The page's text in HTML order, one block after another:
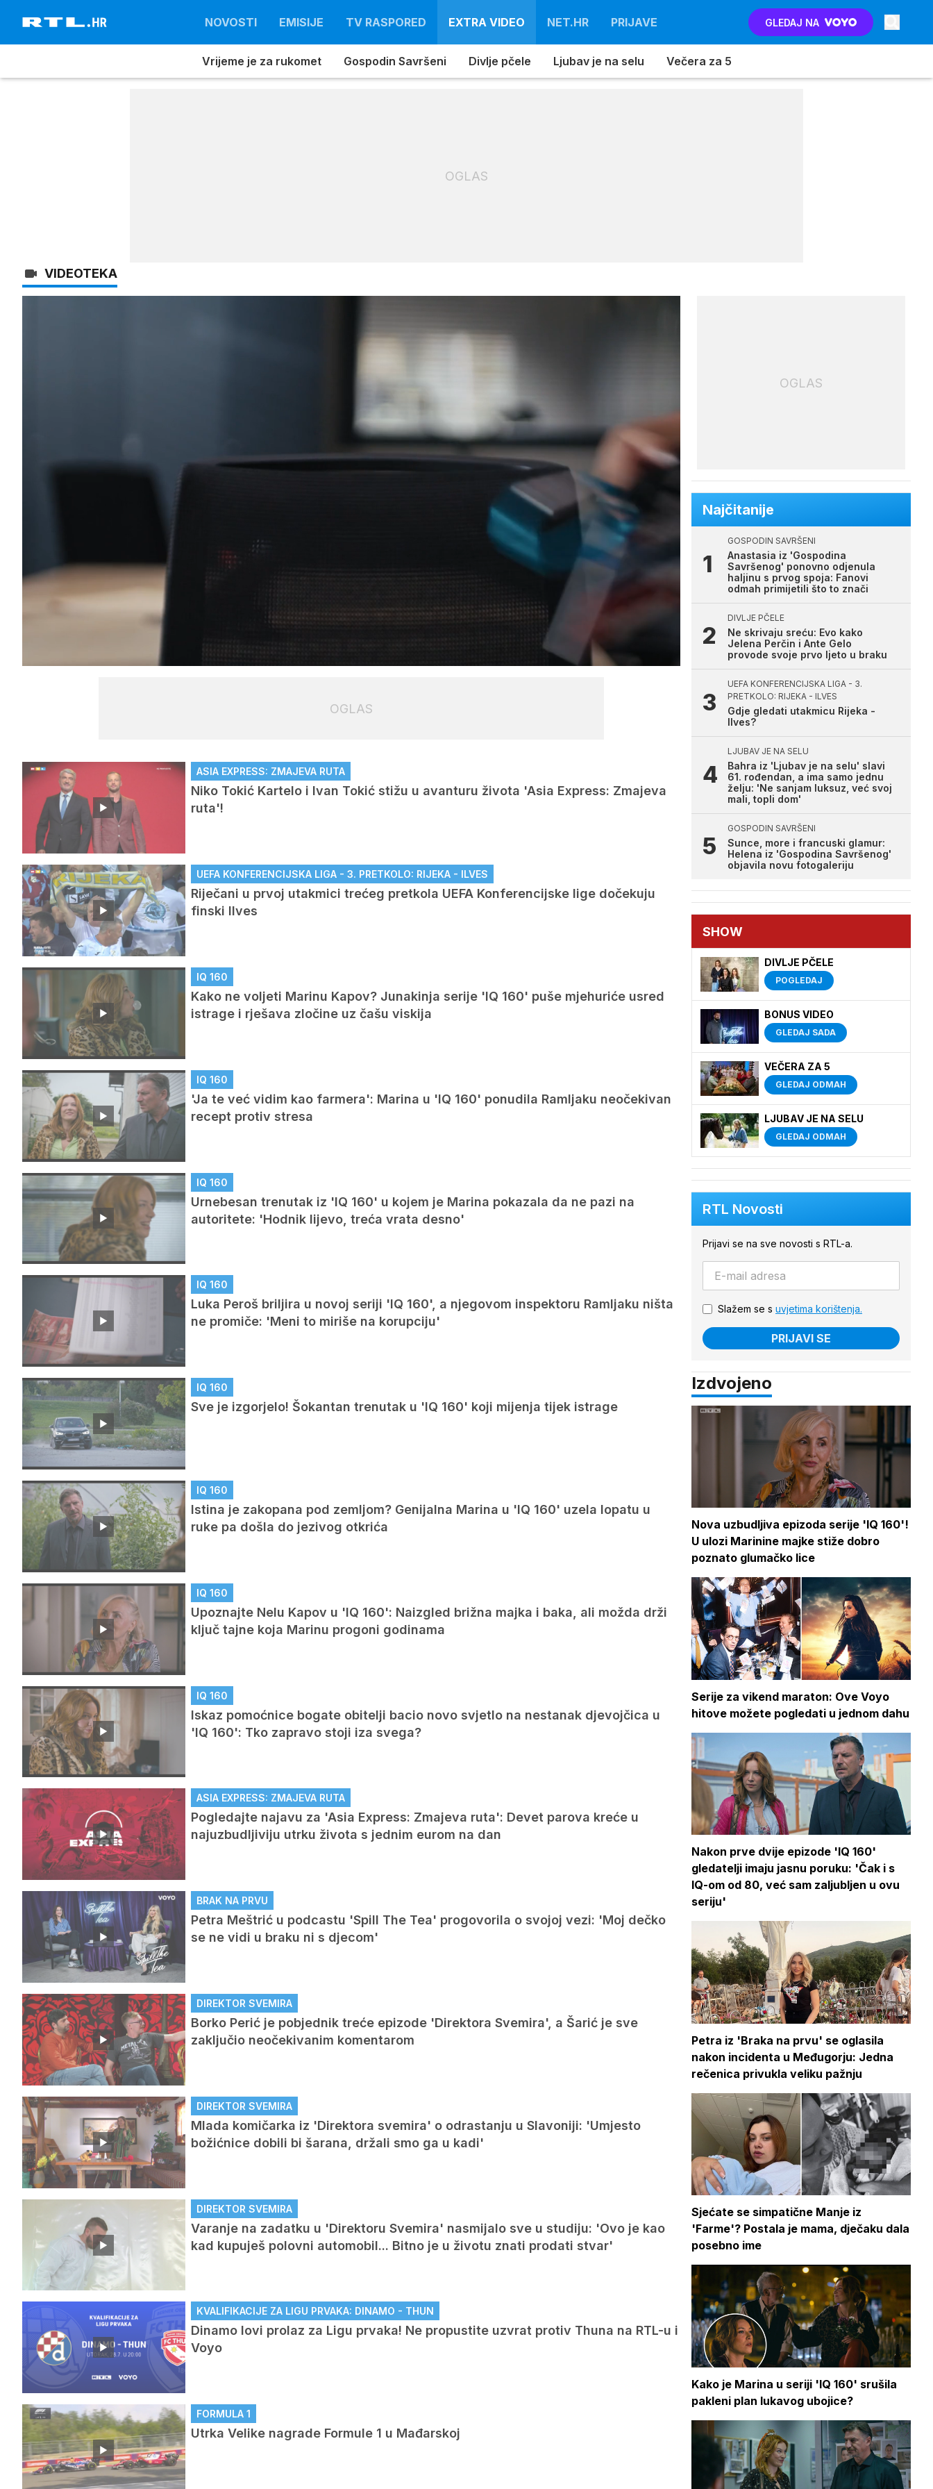
NOVOSTI EMISIJE TV RASPORED EXTRA VIDEO NET.HR PRIJAVE GLEDAJ NA
Vrijeme je za rukomet Gospodin Savršeni Divlje pčele Ljubav je na selu Večera za 5
OGLAS
VIDEOTEKA
zvuk
OGLAS
ASIA EXPRESS: ZMAJEVA RUTA
Niko Tokić Kartelo i Ivan Tokić stižu u avanturu života 'Asia Express: Zmajeva
ruta'!
UEFA KONFERENCIJSKA LIGA - 3. PRETKOLO: RIJEKA - ILVES
Riječani u prvoj utakmici trećeg pretkola UEFA Konferencijske lige dočekuju
finski Ilves
IQ 160
Kako ne voljeti Marinu Kapov? Junakinja serije 'IQ 160' puše mjehuriće usred
istrage i rješava zločine uz čašu viskija
IQ 160
'Ja te već vidim kao farmera': Marina u 'IQ 160' ponudila Ramljaku neočekivan
recept protiv stresa
IQ 160
Urnebesan trenutak iz 'IQ 160' u kojem je Marina pokazala da ne pazi na
autoritete: 'Hodnik lijevo, treća vrata desno'
IQ 160
Luka Peroš briljira u novoj seriji 'IQ 160', a njegovom inspektoru Ramljaku ništa
ne promiče: 'Meni to miriše na korupciju'
IQ 160
Sve je izgorjelo! Šokantan trenutak u 'IQ 160' koji mijenja tijek istrage
IQ 160
Istina je zakopana pod zemljom? Genijalna Marina u 'IQ 160' uzela lopatu u
ruke pa došla do jezivog otkrića
IQ 160
Upoznajte Nelu Kapov u 'IQ 160': Naizgled brižna majka i baka, ali možda drži
ključ tajne koja Marinu progoni godinama
IQ 160
Iskaz pomoćnice bogate obitelji bacio novo svjetlo na nestanak djevojčica u
'IQ 160': Tko zapravo stoji iza svega?
ASIA EXPRESS: ZMAJEVA RUTA
Pogledajte najavu za 'Asia Express: Zmajeva ruta': Devet parova kreće u
najuzbudljiviju utrku života s jednim eurom na dan
BRAK NA PRVU
Petra Meštrić u podcastu 'Spill The Tea' progovorila o svojoj vezi: 'Moj dečko
se ne vidi u braku ni s djecom'
DIREKTOR SVEMIRA
Borko Perić je pobjednik treće epizode 'Direktora Svemira', a Šarić je sve
zaključio neočekivanim komentarom
DIREKTOR SVEMIRA
Mlada komičarka iz 'Direktora svemira' o odrastanju u Slavoniji: 'Umjesto
božićnice dobili bi šarana, držali smo ga u kadi'
DIREKTOR SVEMIRA
Varanje na zadatku u 'Direktoru Svemira' nasmijalo sve u studiju: 'Ovo je kao
kad kupuješ polovni automobil... Bitno je u životu znati prodati stvar'
KVALIFIKACIJE ZA LIGU PRVAKA: DINAMO - THUN
Dinamo lovi prolaz za Ligu prvaka! Ne propustite uzvrat protiv Thuna na RTL-u i
Voyo
FORMULA 1
Utrka Velike nagrade Formule 1 u Mađarskoj
OGLAS
Najčitanije
GOSPODIN SAVRŠENI
Anastasia iz 'Gospodina
Savršenog' ponovno odjenula
haljinu s prvog spoja: Fanovi
odmah primijetili što to znači
DIVLJE PČELE
Ne skrivaju sreću: Evo kako
Jelena Perčin i Ante Gelo
provode svoje prvo ljeto u braku
UEFA KONFERENCIJSKA LIGA - 3.
PRETKOLO: RIJEKA - ILVES
Gdje gledati utakmicu Rijeka -
Ilves?
LJUBAV JE NA SELU
Bahra iz 'Ljubav je na selu' slavi
61. rođendan, a ima samo jednu
želju: 'Ne sanjam luksuz, već svoj
mali, topli dom'
GOSPODIN SAVRŠENI
Sunce, more i francuski glamur:
Helena iz 'Gospodina Savršenog'
objavila novu fotogaleriju
SHOW
DIVLJE PČELE
POGLEDAJ
BONUS VIDEO
GLEDAJ SADA
VEČERA ZA 5
GLEDAJ ODMAH
LJUBAV JE NA SELU
GLEDAJ ODMAH
RTL Novosti
Prijavi se na sve novosti s RTL-a.
Slažem se s uvjetima korištenja.
PRIJAVI SE
Izdvojeno
Nova uzbudljiva epizoda serije 'IQ 160'!
U ulozi Marinine majke stiže dobro
poznato glumačko lice
Serije za vikend maraton: Ove Voyo
hitove možete pogledati u jednom dahu
Nakon prve dvije epizode 'IQ 160'
gledatelji imaju jasnu poruku: 'Čak i s
IQ-om od 80, već sam zaljubljen u ovu
seriju'
Petra iz 'Braka na prvu' se oglasila
nakon incidenta u Međugorju: Jedna
rečenica privukla veliku pažnju
Sjećate se simpatične Manje iz
'Farme'? Postala je mama, dječaku dala
posebno ime
Kako je Marina u seriji 'IQ 160' srušila
pakleni plan lukavog ubojice?